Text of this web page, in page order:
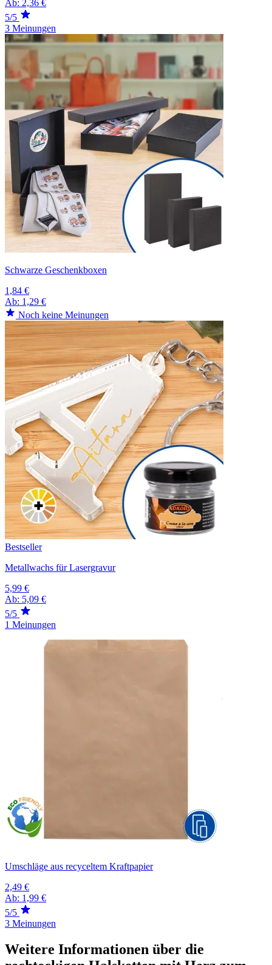
Ab: 2,36 €
5/5
3 Meinungen
Schwarze Geschenkboxen
1,84 €
Ab: 1,29 €
Noch keine Meinungen
Bestseller
Metallwachs für Lasergravur
5,99 €
Ab: 5,09 €
5/5
1 Meinungen
Umschläge aus recyceltem Kraftpapier
2,49 €
Ab: 1,99 €
5/5
3 Meinungen
Weitere Informationen über die